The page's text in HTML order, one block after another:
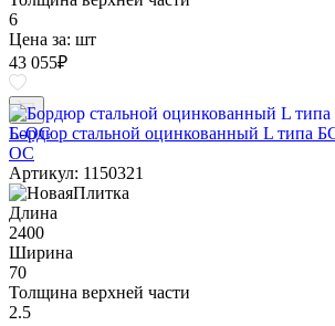
6
Цена за: шт
43 055₽
Бордюр стальной оцинкованный L типа
ОС
Артикул: 1150321
Длина
2400
Ширина
70
Толщина верхней части
2.5